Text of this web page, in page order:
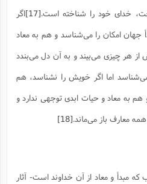
خدای خود را شناخته است.[17]
اگر
امکان را می‌شناسد و هم به معاد
از هر چیزی می‌بیند و به آن دل می‌بندد
اما اگر خویش را نشناسد، هم
به معاد و حیات ابدی توجهی ندارد و
معارف باز می‌ماند.[18]
مبدأ و معاد از آن خداوند است- آثار